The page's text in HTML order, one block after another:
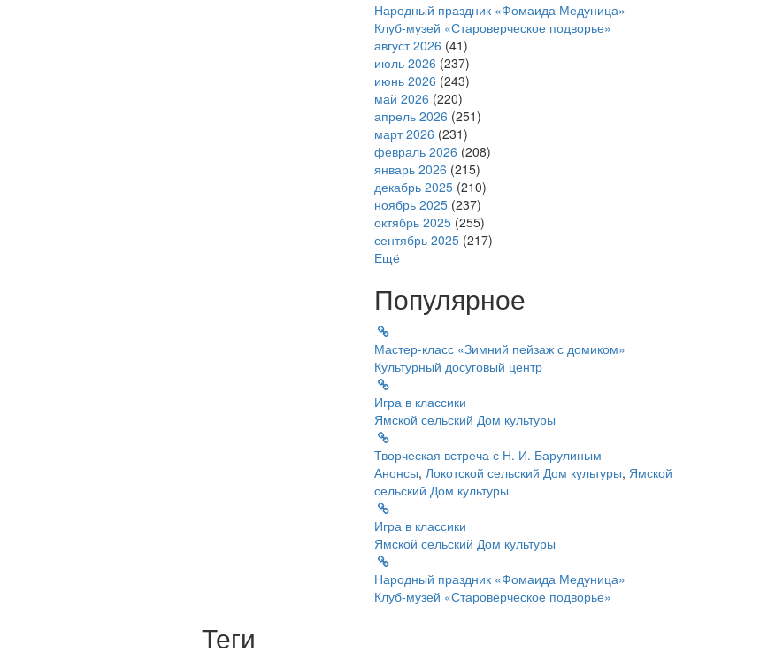
Народный праздник «Фомаида Медуница»
Клуб-музей «Староверческое подворье»
август 2026 (41)
июль 2026 (237)
июнь 2026 (243)
май 2026 (220)
апрель 2026 (251)
март 2026 (231)
февраль 2026 (208)
январь 2026 (215)
декабрь 2025 (210)
ноябрь 2025 (237)
октябрь 2025 (255)
сентябрь 2025 (217)
Ещё
Популярное
Мастер-класс «Зимний пейзаж с домиком»
Культурный досуговый центр
Игра в классики
Ямской сельский Дом культуры
Творческая встреча с Н. И. Барулиным
Анонсы, Локотской сельский Дом культуры, Ямской
сельский Дом культуры
Игра в классики
Ямской сельский Дом культуры
Народный праздник «Фомаида Медуница»
Клуб-музей «Староверческое подворье»
Теги